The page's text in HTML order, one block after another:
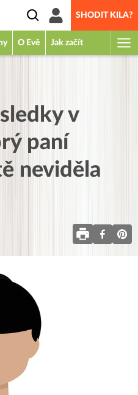
SHODIT KILA?
O Evě Jak začít
v
paní
neviděla